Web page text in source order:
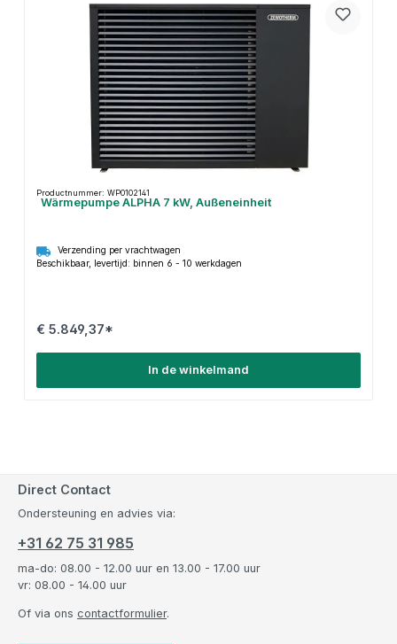
Productnummer: WP0102141
Wärmepumpe ALPHA 7 kW, Außeneinheit
Verzending per vrachtwagen
Beschikbaar, levertijd: binnen 6 - 10 werkdagen
€ 5.849,37*
In de winkelmand
Direct Contact
Ondersteuning en advies via:
+31 62 75 31 985
ma-do: 08.00 - 12.00 uur en 13.00 - 17.00 uur
vr: 08.00 - 14.00 uur
Of via ons contactformulier.